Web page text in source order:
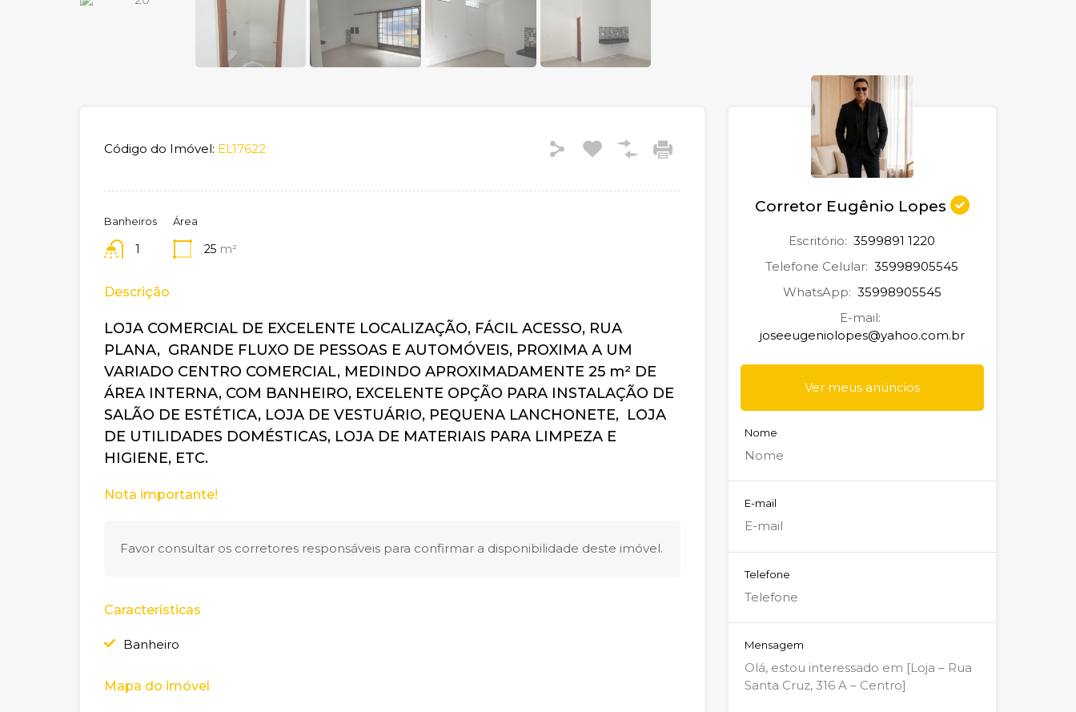
Código do Imóvel: EL17622
Banheiros
1
Área
25 m²
Descrição
LOJA COMERCIAL DE EXCELENTE LOCALIZAÇÃO, FÁCIL ACESSO, RUA
PLANA, GRANDE FLUXO DE PESSOAS E AUTOMÓVEIS, PROXIMA A UM
VARIADO CENTRO COMERCIAL, MEDINDO APROXIMADAMENTE 25 m² DE
ÁREA INTERNA, COM BANHEIRO, EXCELENTE OPÇÃO PARA INSTALAÇÃO DE
SALÃO DE ESTÉTICA, LOJA DE VESTUÁRIO, PEQUENA LANCHONETE, LOJA
DE UTILIDADES DOMÉSTICAS, LOJA DE MATERIAIS PARA LIMPEZA E
HIGIENE, ETC.
Nota importante!
Favor consultar os corretores responsáveis para confirmar a disponibilidade deste imóvel.
Características
Banheiro
Mapa do imóvel
Corretor Eugênio Lopes
Escritório: 3599891 1220
Telefone Celular: 35998905545
WhatsApp: 35998905545
E-mail:
joseeugeniolopes@yahoo.com.br
Ver meus anúncios
Nome
E-mail
Telefone
Mensagem